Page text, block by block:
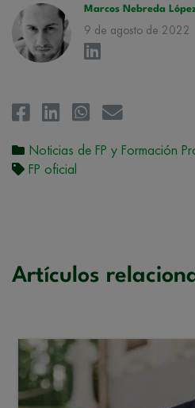
Marcos Nebreda
9 de agosto de 2022
Noticias de FP y Formación
FP oficial
Artículos